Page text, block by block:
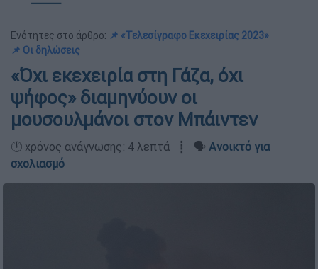
Ενότητες στο άρθρο: 📌 «Τελεσίγραφο Εκεχειρίας 2023»
📌 Οι δηλώσεις
«Όχι εκεχειρία στη Γάζα, όχι
ψήφος» διαμηνύουν οι
μουσουλμάνοι στον Μπάιντεν
🕛 χρόνος ανάγνωσης: 4 λεπτά ┋ 🗣️ Ανοικτό για
σχολιασμό